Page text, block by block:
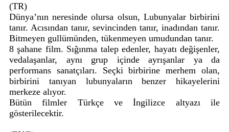
(TR)
Dünya’nın neresinde olursa olsun, Lubunyalar birbirini
tanır. Acısından tanır, sevincinden tanır, inadından tanır.
Bitmeyen gullümünden, tükenmeyen umudundan tanır.
8 şahane film. Sığınma talep edenler, hayatı değişenler,
vedalaşanlar, aynı grup içinde ayrışanlar ya da
performans sanatçıları. Seçki birbirine merhem olan,
birbirini tanıyan lubunyaların benzer hikayelerini
merkeze alıyor.
Bütün filmler Türkçe ve İngilizce altyazı ile
gösterilecektir.